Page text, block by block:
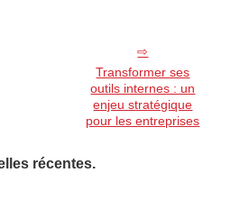
Transformer ses
outils internes : un
enjeu stratégique
pour les entreprises
récentes.